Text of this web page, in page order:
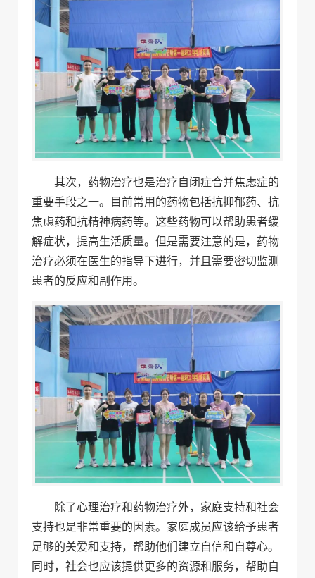
其次，药物治疗也是治疗自闭症合并焦虑症的
重要手段之一。目前常用的药物包括抗抑郁药、抗
焦虑药和抗精神病药等。这些药物可以帮助患者缓
解症状，提高生活质量。但是需要注意的是，药物
治疗必须在医生的指导下进行，并且需要密切监测
患者的反应和副作用。
除了心理治疗和药物治疗外，家庭支持和社会
支持也是非常重要的因素。家庭成员应该给予患者
足够的关爱和支持，帮助他们建立自信和自尊心。
同时，社会也应该提供更多的资源和服务，帮助自